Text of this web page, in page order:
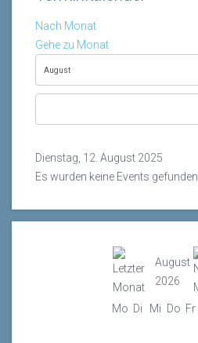
Nach Monat
Gehe zu Monat
Dienstag, 12. August 2025
Es wurden keine Events gefunden
August
2026
Mo Di Mi Do Fr